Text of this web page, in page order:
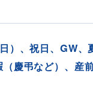
）、祝日、GW
慶弔など）、産